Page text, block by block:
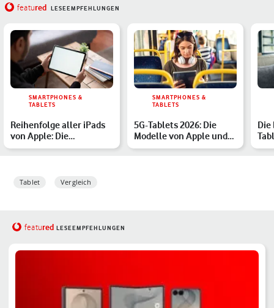
featured LESEEMPFEHLUNGEN
SMARTPHONES &
TABLETS
Reihenfolge aller iPads
von Apple: Die
Generationen im
SMARTPHONES &
TABLETS
5G-Tablets 2026: Die
Modelle von Apple und
Co. im Überblick
Die
Tablet Vergleich
featured LESEEMPFEHLUNGEN